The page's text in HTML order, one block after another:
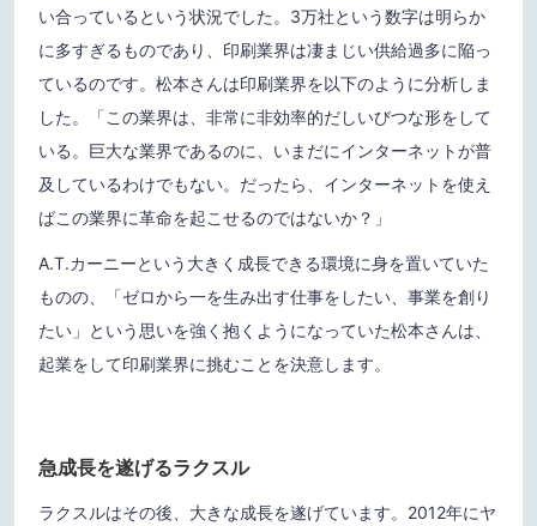
い合っているという状況でした。3万社という数字は明らか
に多すぎるものであり、印刷業界は凄まじい供給過多に陥っ
ているのです。松本さんは印刷業界を以下のように分析しま
した。「この業界は、非常に非効率的だしいびつな形をして
いる。巨大な業界であるのに、いまだにインターネットが普
及しているわけでもない。だったら、インターネットを使え
ばこの業界に革命を起こせるのではないか？」
A.T.カーニーという大きく成長できる環境に身を置いていた
ものの、「ゼロから一を生み出す仕事をしたい、事業を創り
たい」という思いを強く抱くようになっていた松本さんは、
起業をして印刷業界に挑むことを決意します。
急成長を遂げるラクスル
ラクスルはその後、大きな成長を遂げています。2012年にヤ